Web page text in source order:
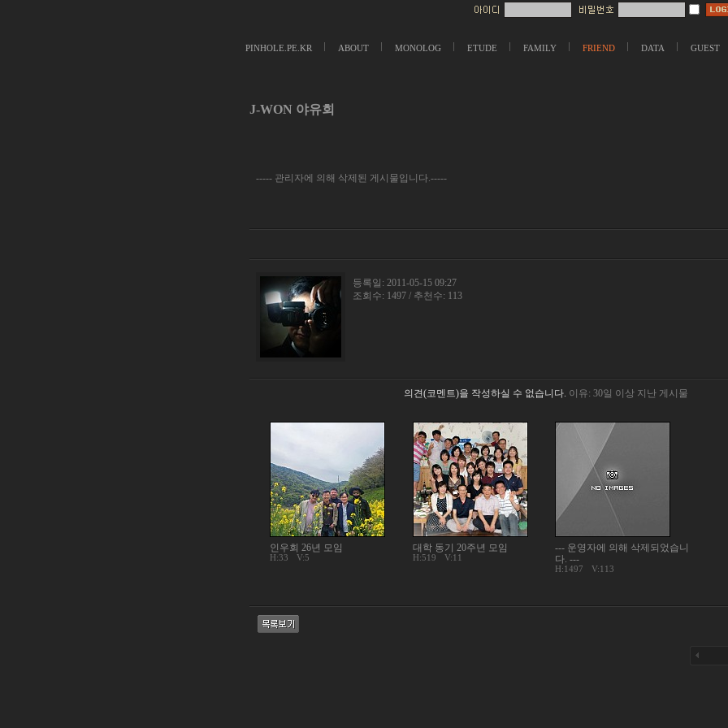
PINHOLE.PE.KR ABOUT MONOLOG ETUDE FAMILY FRIEND DATA GUEST
J-WON 야유회
----- 관리자에 의해 삭제된 게시물입니다.-----
등록일: 2011-05-15 09:27
조회수: 1497 / 추천수: 113
의견(코멘트)을 작성하실 수 없습니다. 이유: 30일 이상 지난 게시물
인우회 26년 모임
H:33 V:5
대학 동기 20주년 모임
H:519 V:11
--- 운영자에 의해 삭제되었습니
다. ---
H:1497 V:113